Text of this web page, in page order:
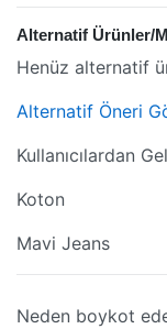
Alternatif Ürünler/
Henüz alternatif
Alternatif Öneri
Kullanıcılardan
Koton
Mavi Jeans
Neden boykot